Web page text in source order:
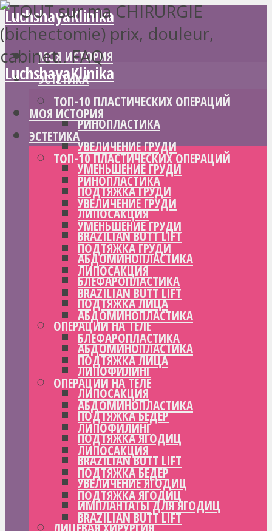
LuchshayaKlinika
МОЯ ИСТОРИЯ
ЭСТЕТИКА
ТОП-10 ПЛАСТИЧЕСКИХ ОПЕРАЦИЙ
РИНОПЛАСТИКА
УВЕЛИЧЕНИЕ ГРУДИ
УМЕНЬШЕНИЕ ГРУДИ
ПОДТЯЖКА ГРУДИ
ЛИПОСАКЦИЯ
BRAZILIAN BUTT LIFT
АБДОМИНОПЛАСТИКА
БЛЕФАРОПЛАСТИКА
ПОДТЯЖКА ЛИЦА
ОПЕРАЦИИ НА ТЕЛЕ
АБДОМИНОПЛАСТИКА
ЛИПОФИЛИНГ
ЛИПОСАКЦИЯ
ПОДТЯЖКА БЕДЕР
ПОДТЯЖКА ЯГОДИЦ
BRAZILIAN BUTT LIFT
УВЕЛИЧЕНИЕ ЯГОДИЦ
ИМПЛАНТАТЫ ДЛЯ ЯГОДИЦ
LuchshayaKlinika
МОЯ ИСТОРИЯ
ЭСТЕТИКА
ТОП-10 ПЛАСТИЧЕСКИХ ОПЕРАЦИЙ
РИНОПЛАСТИКА
УВЕЛИЧЕНИЕ ГРУДИ
УМЕНЬШЕНИЕ ГРУДИ
ПОДТЯЖКА ГРУДИ
ЛИПОСАКЦИЯ
BRAZILIAN BUTT LIFT
АБДОМИНОПЛАСТИКА
БЛЕФАРОПЛАСТИКА
ПОДТЯЖКА ЛИЦА
ОПЕРАЦИИ НА ТЕЛЕ
АБДОМИНОПЛАСТИКА
ЛИПОФИЛИНГ
ЛИПОСАКЦИЯ
ПОДТЯЖКА БЕДЕР
ПОДТЯЖКА ЯГОДИЦ
BRAZILIAN BUTT LIFT